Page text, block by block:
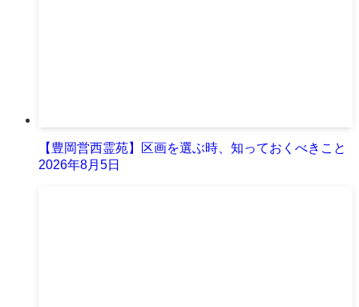
【豊岡営西霊苑】区画を選ぶ時、知っておくべきこと
2026年8月5日